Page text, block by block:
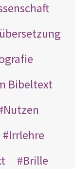
Bibeltext
Nutzen
Irrlehre
Brille